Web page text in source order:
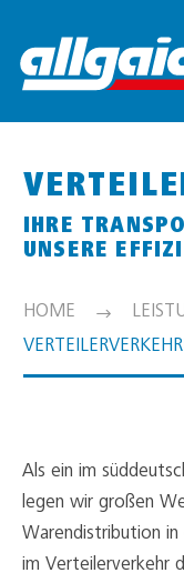
IHRE
UNSERE
HOME
Als ein im
legen wir großen
Warendistribution in
im Verteilerverkehr